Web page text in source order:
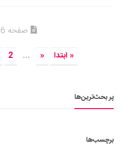
صفحه 6 از 6
« ابتدا «
...
2
پر بحث‌ترین‌ها
برچسب‌ها